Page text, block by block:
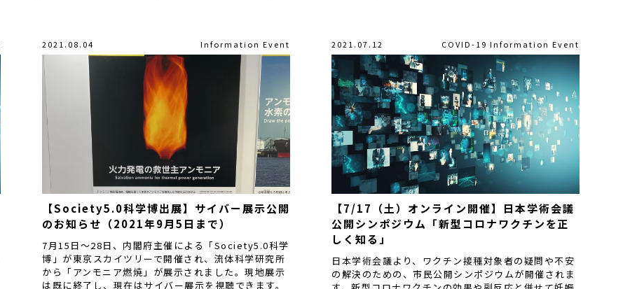
2021.08.04 Information Event
【Society5.0科学博出展】サイバー展示公開
のお知らせ（2021年9月5日まで）
7月15日～28日、内閣府主催による「Society5.0科学
博」が東京スカイツリーで開催され、流体科学研究所
から「アンモニア燃焼」が展示されました。現地展示
は既に終了し、現在はサイバー展示を視聴できます。
2021.07.12 COVID-19 Information Event
【7/17（土）オンライン開催】日本学術会議
公開シンポジウム「新型コロナワクチンを正
しく知る」
日本学術会議より、ワクチン接種対象者の疑問や不安
の解決のための、市民公開シンポジウムが開催されま